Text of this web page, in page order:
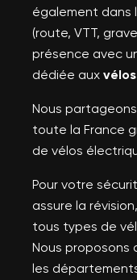
également dans
(route, VTT,
présence avec
dédiée aux
Nous
toute la France
de vélos
Pour votre
assure la
tous types de
Nous proposons
les